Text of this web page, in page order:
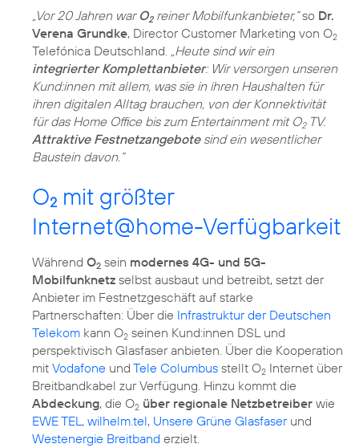
„Vor 20 Jahren war O2reiner Mobilfunkanbieter,“so Dr.
Verena Grundke, Director Customer Marketing von O2
Telefónica Deutschland. „Heute sind wir ein
integrierter Komplettanbieter: Wir versorgen unseren
Kund:innen mit allem, was sie in ihren Haushalten für
ihren digitalen Alltag brauchen, von der Konnektivität
für das Home Office bis zum Entertainment mit O2TV.
Attraktive Festnetzangebotesind ein wesentlicher
Baustein davon.“
O2 mit größter
Internet@home-Verfügbarkeit
Während O2 sein modernes 4G- und 5G-
Mobilfunknetz selbst ausbaut und betreibt, setzt der
Anbieter im Festnetzgeschäft auf starke
Partnerschaften: Über die Infrastruktur der Deutschen
Telekom kann O2 seinen Kund:innen DSL und
perspektivisch Glasfaser anbieten. Über die Kooperation
mit Vodafone und Tele Columbus stellt O2 Internet über
Breitbandkabel zur Verfügung. Hinzu kommt die
Abdeckung, die O2 über regionale Netzbetreiber wie
EWE TEL, wilhelm.tel, Unsere Grüne Glasfaserund
Westenergie Breitband erzielt.